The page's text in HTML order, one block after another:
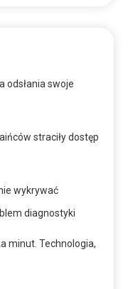
odsłania swoje
straciły dostęp
wykrywać
diagnostyki
minut. Technologia,